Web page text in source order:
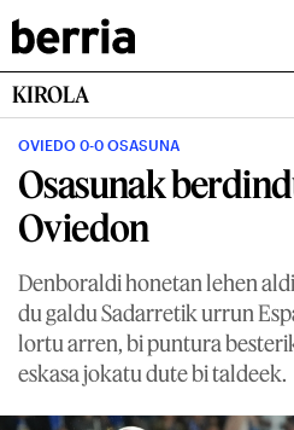
KIROLA
OVIEDO 0-0 OSASUNA
Osasunak
Oviedon
Denboraldi honetan lehen
du galdu Sadarretik urrun
lortu arren, bi puntura
eskasa jokatu dute bi taldeek.